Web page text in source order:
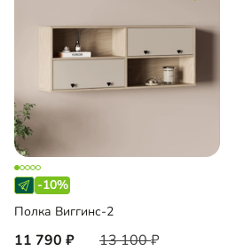
-10%
Полка Виггинс-2
11 790 13 100